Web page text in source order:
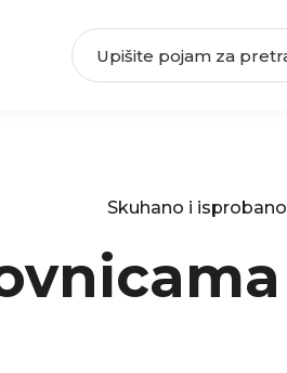
Skuhano i isprobano